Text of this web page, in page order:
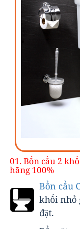
01. Bồn cầu 2
hãng 100%
Bồn cầu
khối nhỏ
đặt.